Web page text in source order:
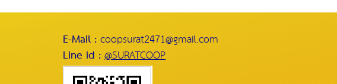
E-Mail :coopsurat2471@gmail.com
Line id :@SURATCOOP